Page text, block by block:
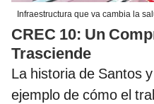
Infraestructura que va cambia la
CREC 10: Un
Trasciende
La historia de Santos
ejemplo de cómo el